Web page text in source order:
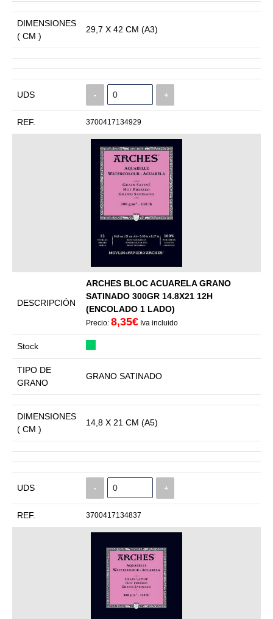
DIMENSIONES
( CM )
29,7 X 42 CM (A3)
UDS - +
REF. 3700417134929
DESCRIPCIÓN
ARCHES BLOC ACUARELA GRANO
SATINADO 300GR 14.8X21 12H
(ENCOLADO 1 LADO)
Precio: 8,35€ Iva incluido
Stock
TIPO DE
GRANO
GRANO SATINADO
DIMENSIONES
( CM )
14,8 X 21 CM (A5)
UDS - +
REF. 3700417134837